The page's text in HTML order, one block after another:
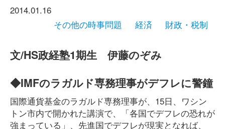
2014.01.16
その他の時事問題
経済 財政・税制
文/HS政経塾1期生 伊藤のぞみ
◆IMFのラガルド専務理事がデフレに警鐘
国際通貨基金のラガルド専務理事が、15日、ワシン
トン市内で開かれた講演で、「各国でデフレの恐れが
強まっている」、先進国でデフレが現実となれば、